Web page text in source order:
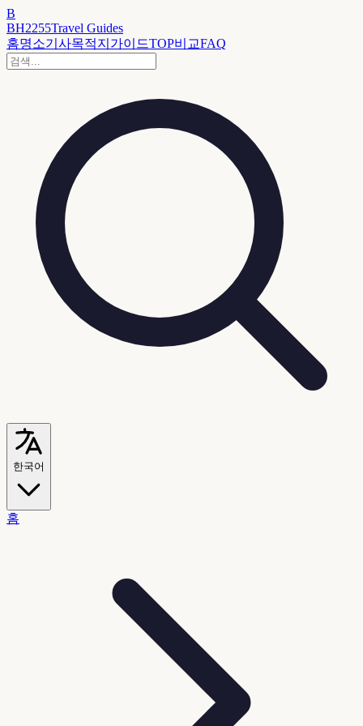
B
BH2255Travel Guides
홈명소기사목적지 가이드TOP비교FAQ
한국어
홈